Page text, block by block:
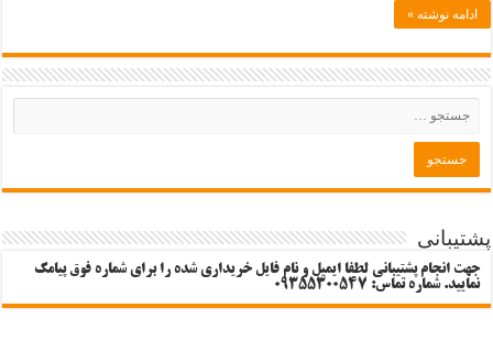
ادامه نوشته »
پشتیبانی
جهت انجام پشتیبانی لطفا ایمیل و نام فایل خریداری شده را برای شماره فوق پیامک
نمایید. شماره تماس: 09355300547